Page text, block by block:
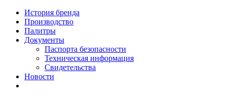
История бренда
Производство
Палитры
Документы
Паспорта безопасности
Техническая информация
Свидетельства
Новости